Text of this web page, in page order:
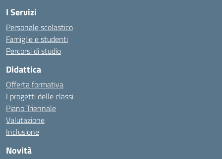
I Servizi
Personale scolastico
Famiglie e studenti
Percorsi di studio
Didattica
Offerta formativa
I progetti delle classi
Piano Triennale
Valutazione
Inclusione
Novità